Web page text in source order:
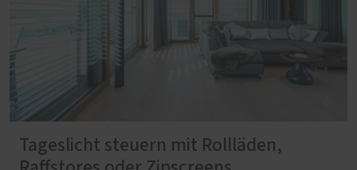
Tageslicht steuern mit Rollläden,